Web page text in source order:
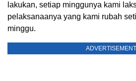
lakukan, setiap minggunya kami
pelaksanaanya yang kami rubah
minggu.
ADVERTISEMENT